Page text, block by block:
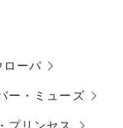
ローパ
ー・ミューズ
プリンセス